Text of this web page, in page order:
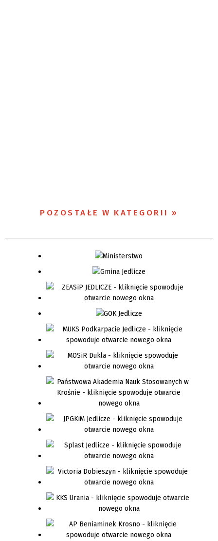
POZOSTAŁE W KATEGORII